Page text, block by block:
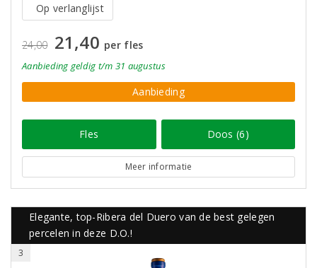
Op verlanglijst
24,00 21,40 per fles
Aanbieding geldig t/m 31 augustus
Aanbieding
Fles Doos (6)
Meer informatie
Elegante, top-Ribera del Duero van de best gelegen
percelen in deze D.O.!
3